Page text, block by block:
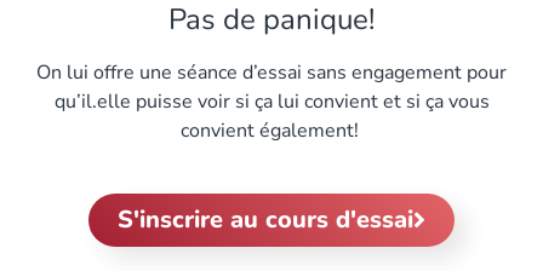
Pas de panique!
On lui offre une séance d’essai sans engagement pour
qu’il.elle puisse voir si ça lui convient et si ça vous
convient également!
S'inscrire au cours d'essai